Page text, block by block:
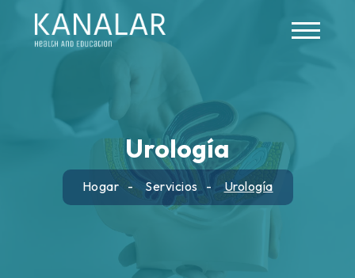
Urología
Hogar Servicios Urología